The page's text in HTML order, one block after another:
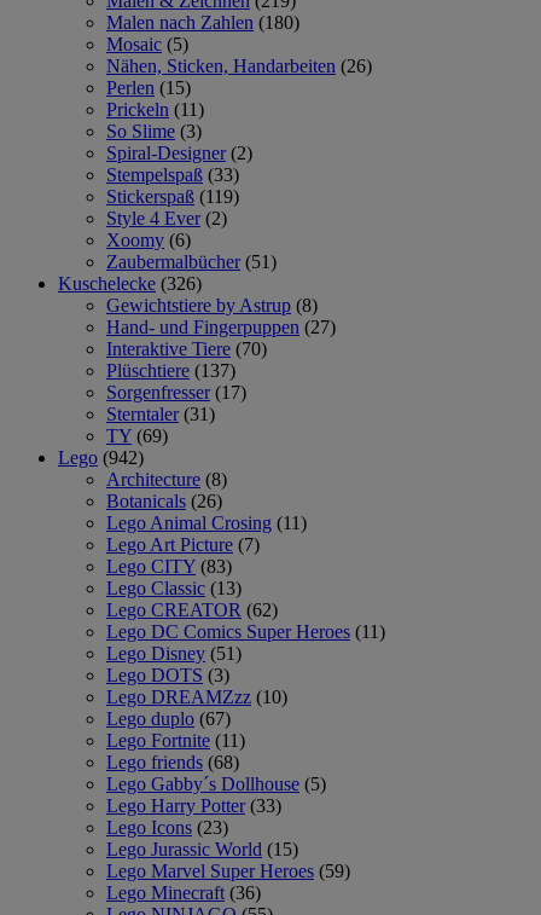
Malen nach Zahlen (180)
Mosaic (5)
Nähen, Sticken, Handarbeiten (26)
Perlen (15)
Prickeln (11)
So Slime (3)
Spiral-Designer (2)
Stempelspaß (33)
Stickerspaß (119)
Style 4 Ever (2)
Xoomy (6)
Zaubermalbücher (51)
Kuschelecke (326)
Gewichtstiere by Astrup (8)
Hand- und Fingerpuppen (27)
Interaktive Tiere (70)
Plüschtiere (137)
Sorgenfresser (17)
Sterntaler (31)
TY (69)
Lego (942)
Architecture (8)
Botanicals (26)
Lego Animal Crosing (11)
Lego Art Picture (7)
Lego CITY (83)
Lego Classic (13)
Lego CREATOR (62)
Lego DC Comics Super Heroes (11)
Lego Disney (51)
Lego DOTS (3)
Lego DREAMZzz (10)
Lego duplo (67)
Lego Fortnite (11)
Lego friends (68)
Lego Gabby´s Dollhouse (5)
Lego Harry Potter (33)
Lego Icons (23)
Lego Jurassic World (15)
Lego Marvel Super Heroes (59)
Lego Minecraft (36)